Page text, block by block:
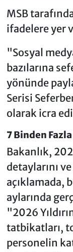
MSB
ifadelere yer
"Sosyal
bazılarına
yönünde
Serisi
olarak icra
7 Binden
Bakanlık,
detaylarını
açıklamada,
aylarında
"2026
tatbikatları,
personelin